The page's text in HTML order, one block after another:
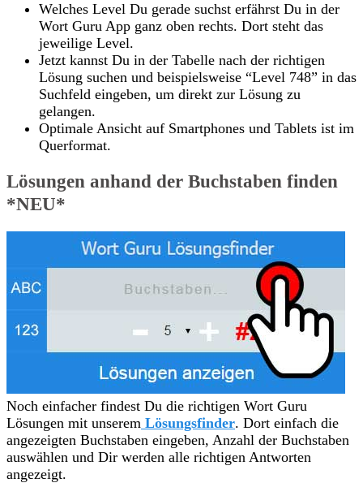
Welches Level Du gerade suchst erfährst Du in der
Wort Guru App ganz oben rechts. Dort steht das
jeweilige Level.
Jetzt kannst Du in der Tabelle nach der richtigen
Lösung suchen und beispielsweise “Level 748” in das
Suchfeld eingeben, um direkt zur Lösung zu
gelangen.
Optimale Ansicht auf Smartphones und Tablets ist im
Querformat.
Lösungen anhand der Buchstaben finden
*NEU*
Noch einfacher findest Du die richtigen Wort Guru
Lösungen mit unserem Lösungsfinder. Dort einfach die
angezeigten Buchstaben eingeben, Anzahl der Buchstaben
auswählen und Dir werden alle richtigen Antworten
angezeigt.